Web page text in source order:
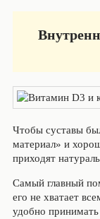
Чтобы суставы
материал» и
приходят
Самый главный
его не хватает
удобно принимать